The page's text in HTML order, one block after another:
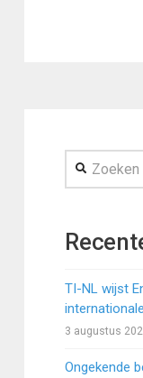
Zoeken
TI-NL wijst
3 augustus
Ongekende